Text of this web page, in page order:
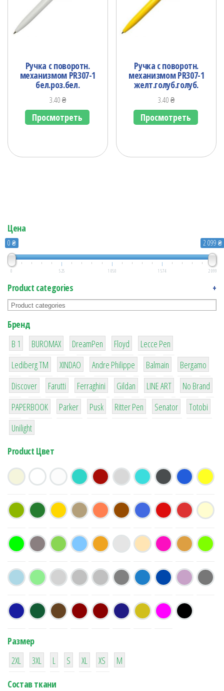
Ручка с поворотн.
механизмом PR307-1
бел.роз.бел.
3.40₴
Просмотреть
Ручка с поворотн.
механизмом PR307-1
желт.голуб.голуб.
3.40₴
Просмотреть
Цена
0 ₴ 2 099 ₴
0 525 1 050 1 574 2 099
Product categories +
Бренд
B 1
1
BUROMAX
1
DreamPen
2
Floyd
2
Lecce Pen
3
Lediberg ТМ
3
XINDAO
1
Andre Philippe
4
Balmain
26
Bergamo
64
Discover
299
Farutti
4
Ferraghini
42
Gildan
4
LINE ART
90
No Brand
8
PAPERBOOK
6
Parker
2
Pusk
22
Ritter Pen
15
Senator
43
Totobi
1
Unilight
Product Цвет
Размер
38
2XL
16
3XL
42
L
42
S
42
XL XS
М
Состав ткани